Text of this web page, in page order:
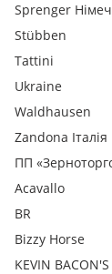
Sprenger
Stübben
Tattini
Ukraine
Waldhausen
Zandona Італія
ПП
Acavallo
BR
Bizzy Horse
KEVIN BACON'S